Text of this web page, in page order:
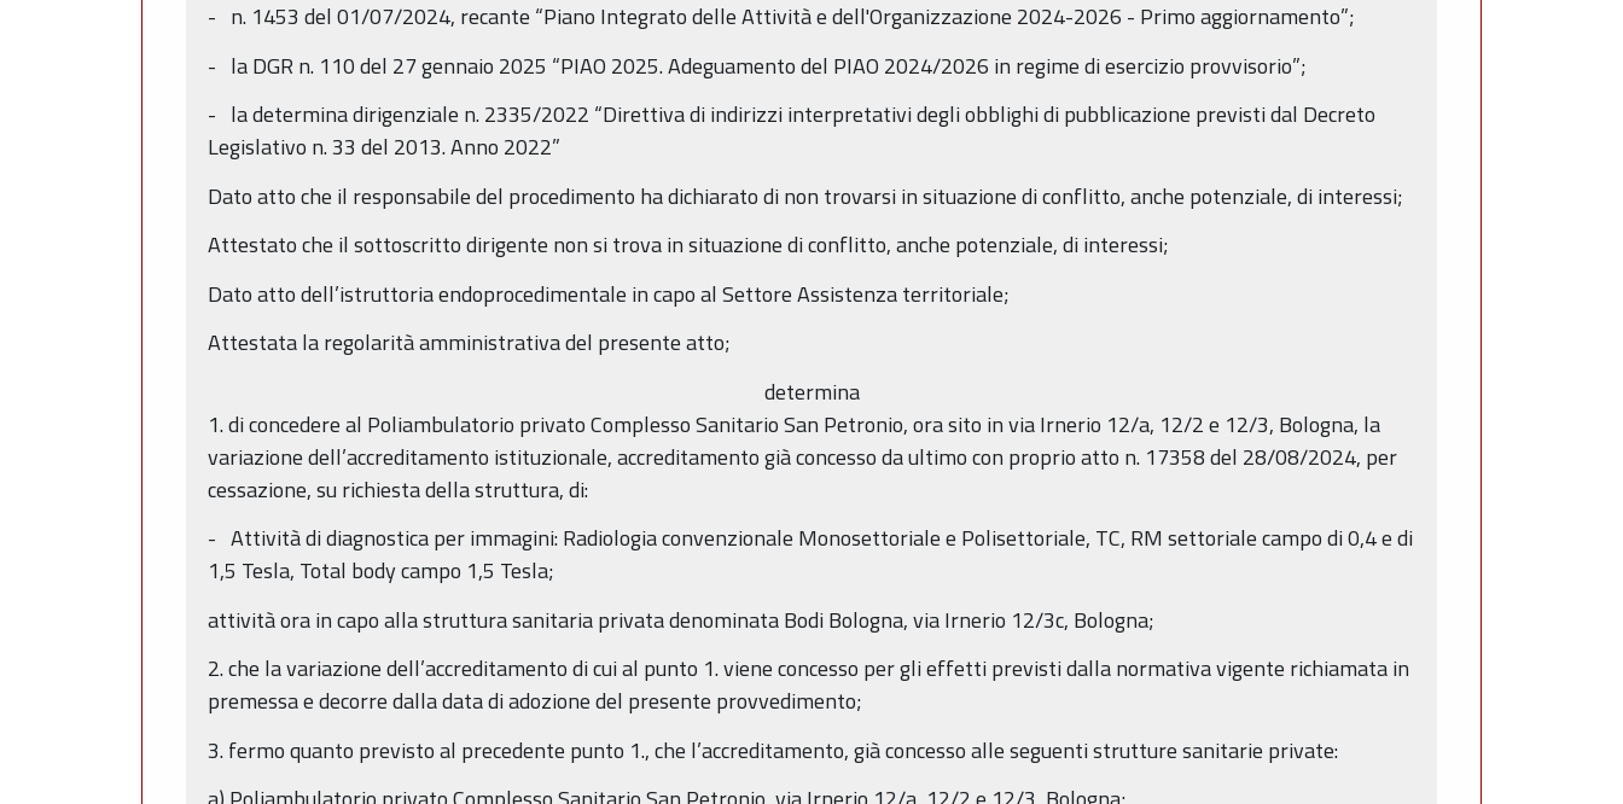
- n. 1453 del 01/07/2024, recante “Piano Integrato delle Attività e dell'Organizzazione 2024-2026 - Primo aggiornamento”;
- la DGR n. 110 del 27 gennaio 2025 “PIAO 2025. Adeguamento del PIAO 2024/2026 in regime di esercizio provvisorio”;
- la determina dirigenziale n. 2335/2022 “Direttiva di indirizzi interpretativi degli obblighi di pubblicazione previsti dal Decreto
Legislativo n. 33 del 2013. Anno 2022”
Dato atto che il responsabile del procedimento ha dichiarato di non trovarsi in situazione di conflitto, anche potenziale, di interessi;
Attestato che il sottoscritto dirigente non si trova in situazione di conflitto, anche potenziale, di interessi;
Dato atto dell’istruttoria endoprocedimentale in capo al Settore Assistenza territoriale;
Attestata la regolarità amministrativa del presente atto;
determina
1. di concedere al Poliambulatorio privato Complesso Sanitario San Petronio, ora sito in via Irnerio 12/a, 12/2 e 12/3, Bologna, la
variazione dell’accreditamento istituzionale, accreditamento già concesso da ultimo con proprio atto n. 17358 del 28/08/2024, per
cessazione, su richiesta della struttura, di:
- Attività di diagnostica per immagini: Radiologia convenzionale Monosettoriale e Polisettoriale, TC, RM settoriale campo di 0,4 e di
1,5 Tesla, Total body campo 1,5 Tesla;
attività ora in capo alla struttura sanitaria privata denominata Bodi Bologna, via Irnerio 12/3c, Bologna;
2. che la variazione dell’accreditamento di cui al punto 1. viene concesso per gli effetti previsti dalla normativa vigente richiamata in
premessa e decorre dalla data di adozione del presente provvedimento;
3. fermo quanto previsto al precedente punto 1., che l’accreditamento, già concesso alle seguenti strutture sanitarie private: